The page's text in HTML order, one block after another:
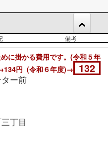
備考
に掛かる費用です。(令和５年
円 (令和６年度)→
132
ー前
丁目